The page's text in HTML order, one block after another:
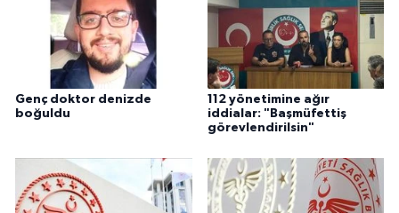
Genç doktor denizde
boğuldu
112 yönetimine ağır
iddialar: "Başmüfettiş
görevlendirilsin"